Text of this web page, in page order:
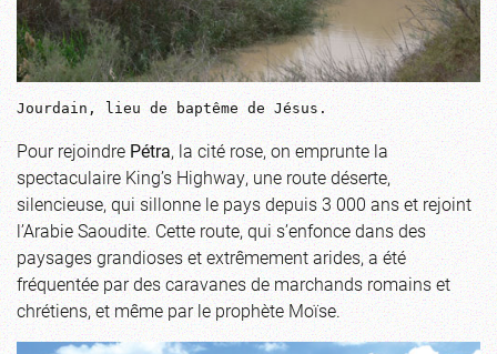
Jourdain, lieu de baptême de Jésus.
Pour rejoindrePétra, la cité rose, on emprunte la
spectaculaire King’s Highway, une route déserte,
silencieuse, qui sillonne le pays depuis 3 000 ans et rejoint
l’Arabie Saoudite. Cette route, qui s’enfonce dans des
paysages grandioses et extrêmement arides, a été
fréquentée par des caravanes de marchands romains et
chrétiens, et même par le prophète Moïse.